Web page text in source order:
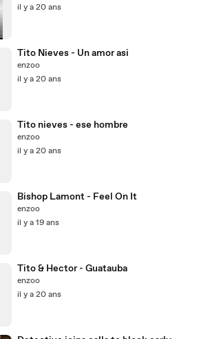
il y a 20 ans
Tito Nieves - Un amor asi
enzoo
il y a 20 ans
Tito nieves - ese hombre
enzoo
il y a 20 ans
Bishop Lamont - Feel On It
enzoo
il y a 19 ans
Tito & Hector - Guatauba
enzoo
il y a 20 ans